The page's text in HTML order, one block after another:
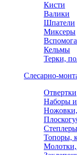
Кисти
Валики
Шпатели
Миксеры
Кельмы
Терки,
Слесарно-
Отвертки
Наборы
Топоры,